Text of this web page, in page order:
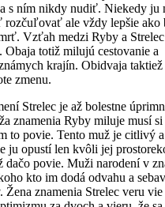
s ním nikdy nudiť. Niekedy ju
rozčuľovať ale vždy lepšie ako
Vzťah medzi Ryby a
Obaja totiž milujú cestovanie a
krajín. Obidvaja taktiež
zmenu.
Strelec je až bolestne
znamenia Ryby miluje musí
to povie. Tento muž je citlivý
ju opustí len kvôli jej
dačo povie. Muži narodení v
kto im dodá odvahu a
Žena znamenia Strelec veru